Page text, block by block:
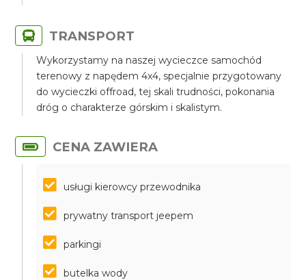
TRANSPORT
Wykorzystamy na naszej wycieczce samochód
terenowy z napędem 4x4, specjalnie przygotowany
do wycieczki offroad, tej skali trudności, pokonania
dróg o charakterze górskim i skalistym.
CENA ZAWIERA
usługi kierowcy przewodnika
prywatny transport jeepem
parkingi
butelka wody